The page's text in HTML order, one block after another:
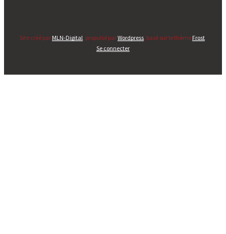
Site créé par MLN-Digital, propulsé parWordpress, basé sur le thème Frost.
Se connecter